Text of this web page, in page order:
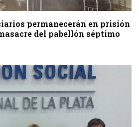
permanecerán en prisión
del pabellón séptimo